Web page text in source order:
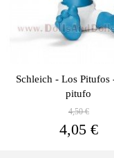
Schleich - Los Pitufos
pitufo
4,50 €
4,05 €